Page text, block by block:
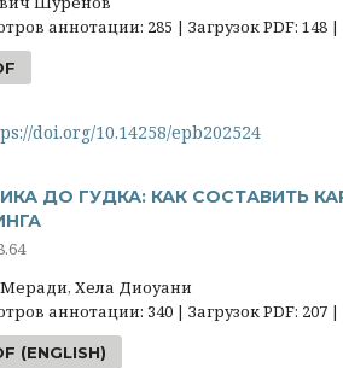
аннотации: 285 | Загрузок PDF: 148 |
doi.org/10.14258/epb202524
ДО ГУДКА: КАК СОСТАВИТЬ
Хела Диоуани
аннотации: 340 | Загрузок PDF: 207 |
(ENGLISH)